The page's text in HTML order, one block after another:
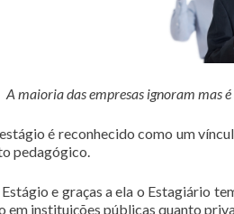
A maioria das empresas ignoram mas
é reconhecido como um
pedagógico.
Estágio e graças a ela o Estagiário
em instituições públicas quanto